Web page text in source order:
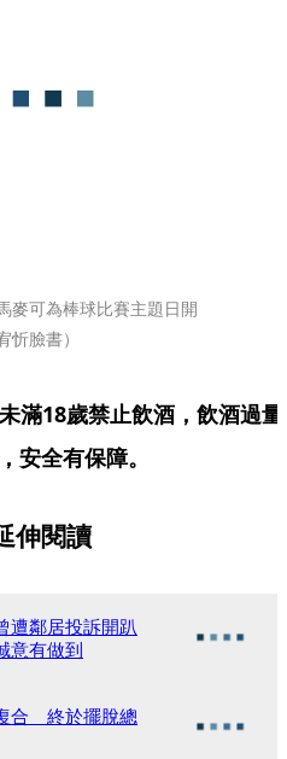
麥可為棒球比賽主題日開
臉書）
滿18歲禁止飲酒，飲酒過量
安全有保障。
伸閱讀
遭鄰居投訴開趴
意有做到
合 終於擺脫總